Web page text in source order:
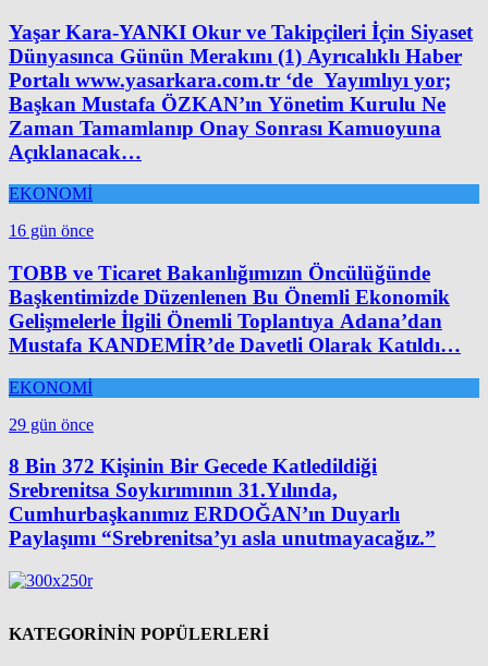
Yaşar Kara-YANKI Okur ve Takipçileri İçin Siyaset
Dünyasınca Günün Merakını (1) Ayrıcalıklı Haber
Portalı www.yasarkara.com.tr ‘de Yayımlıyı yor;
Başkan Mustafa ÖZKAN’ın Yönetim Kurulu Ne
Zaman Tamamlanıp Onay Sonrası Kamuoyuna
Açıklanacak…
EKONOMİ
16 gün önce
TOBB ve Ticaret Bakanlığımızın Öncülüğünde
Başkentimizde Düzenlenen Bu Önemli Ekonomik
Gelişmelerle İlgili Önemli Toplantıya Adana’dan
Mustafa KANDEMİR’de Davetli Olarak Katıldı…
EKONOMİ
29 gün önce
8 Bin 372 Kişinin Bir Gecede Katledildiği
Srebrenitsa Soykırımının 31.Yılında,
Cumhurbaşkanımız ERDOĞAN’ın Duyarlı
Paylaşımı “Srebrenitsa’yı asla unutmayacağız.”
KATEGORİNİN POPÜLERLERİ